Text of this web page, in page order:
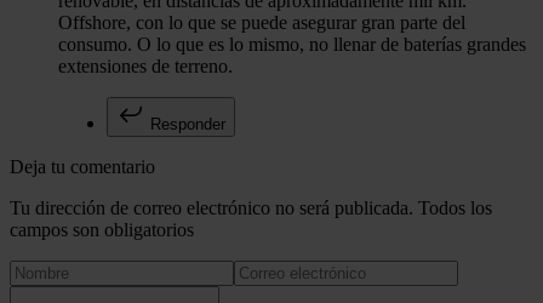
Offshore, con lo que se puede asegurar gran parte del
consumo. O lo que es lo mismo, no llenar de baterías grandes
extensiones de terreno.
Responder
Deja tu comentario
Tu dirección de correo electrónico no será publicada. Todos los
campos son obligatorios